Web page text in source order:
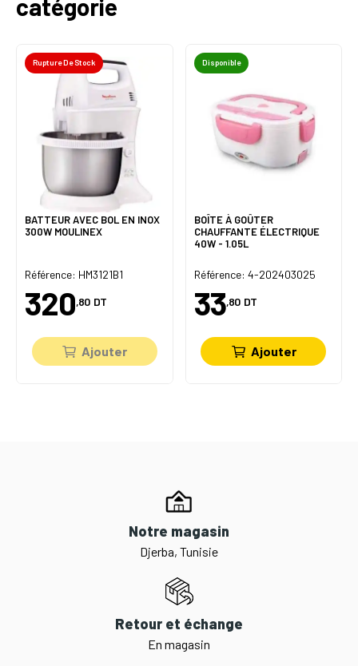
catégorie
Rupture De Stock
BATTEUR AVEC BOL EN INOX
300W MOULINEX
Référence: HM3121B1
320,80 DT
Ajouter
Disponible
BOÎTE À GOÛTER
CHAUFFANTE ÉLECTRIQUE
40W - 1.05L
Référence: 4-202403025
33,80 DT
Ajouter
Notre magasin
Djerba, Tunisie
Retour et échange
En magasin